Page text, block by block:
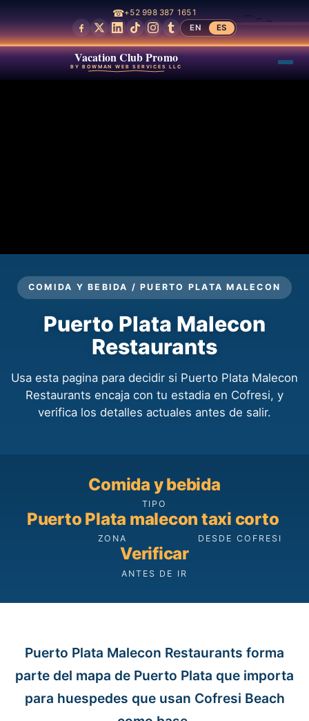
☎+52 998 387 1651
EN
ES
Vacation Club Promo
BY BOWMAN WEB SERVICES LLC
COMIDA Y BEBIDA / PUERTO PLATA MALECON
Puerto Plata Malecon
Restaurants
Usa esta pagina para decidir si Puerto Plata Malecon
Restaurants encaja con tu estadia en Cofresi, y
verifica los detalles actuales antes de salir.
Comida y bebida
TIPO
Puerto Plata malecon
ZONA
taxi corto
DESDE COFRESI
Verificar
ANTES DE IR
Puerto Plata Malecon Restaurants forma
parte del mapa de Puerto Plata que importa
para huespedes que usan Cofresi Beach